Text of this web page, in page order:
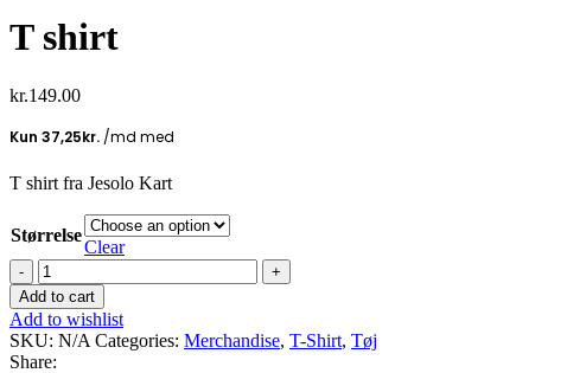
T shirt
kr.149.00
T shirt fra Jesolo Kart
Størrelse
Clear
T
shirt
quantity
Add to cart
Add to wishlist
SKU: N/A Categories: Merchandise, T-Shirt, Tøj
Share: